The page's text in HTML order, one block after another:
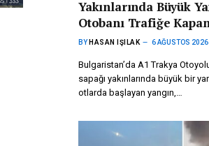
Yakınlarında Büyük
Otobanı Trafiğe
BY HASAN IŞILAK 6 AĞUSTOS 2026
Bulgaristan’da A1 Trakya
sapağı yakınlarında büyük bir
otlarda başlayan yangın,…